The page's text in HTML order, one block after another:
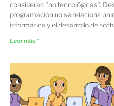
consideran "no tecnológicas".
programación no se relaciona
informática y el desarrollo de
Leer más "